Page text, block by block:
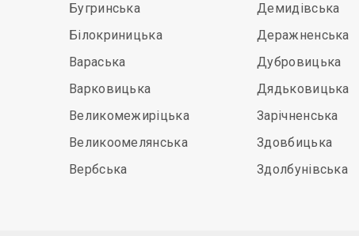
Бугринська
Білокриницька
Вараська
Варковицька
Великомежиріцька
Великоомелянська
Вербська
Демидівська
Деражненська
Дубровицька
Дядьковицька
Зарічненська
Здовбицька
Здолбунівська